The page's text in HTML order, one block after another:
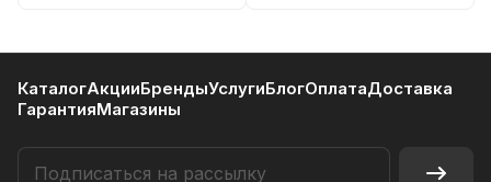
КаталогАкцииБрендыУслугиБлогОплатаДоставка
ГарантияМагазины